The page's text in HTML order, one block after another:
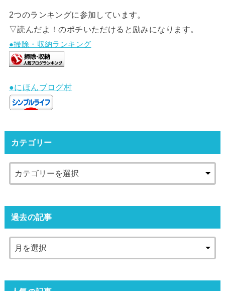
2つのランキングに参加しています。
▽読んだよ！のポチいただけると励みになります。
●掃除・収納ランキング
●にほんブログ村
カテゴリー
過去の記事